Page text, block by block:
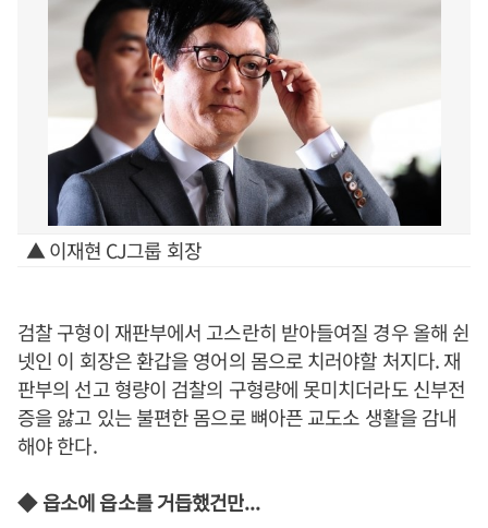
▲ 이재현 CJ그룹 회장
검찰 구형이 재판부에서 고스란히 받아들여질 경우 올해 쉰
넷인 이 회장은 환갑을 영어의 몸으로 치러야할 처지다.재
판부의 선고 형량이 검찰의 구형량에 못미치더라도 신부전
증을 앓고 있는 불편한 몸으로뼈아픈 교도소 생활을 감내
해야 한다.
◆읍소에 읍소를거듭했건만...